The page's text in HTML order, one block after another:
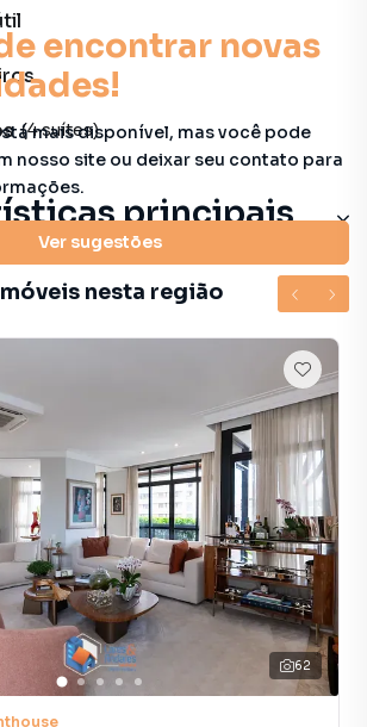
encontrar novas
mais disponível, mas você pode
nosso site ou deixar seu contato para
Ver sugestões
(4 suítes)
principais
nesta região
62